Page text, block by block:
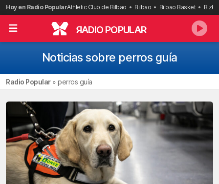
Saltar
al
contenido
Hoy en Radio PopularAthletic Club de Bilbao Bilbao Bilbao Basket
RADIO POPULAR
Noticias sobre perros guía
Radio Popular» perros guía